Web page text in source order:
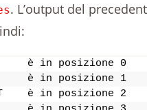
. L’output del
è in posizione 0
è in posizione 1
è in posizione 2